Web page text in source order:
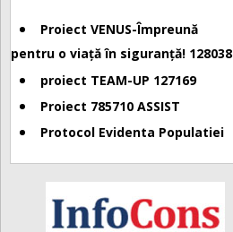
Proiect VENUS-Împreună
pentru o viață în siguranță! 128038
proiect TEAM-UP 127169
Proiect 785710 ASSIST
Protocol Evidenta Populatiei